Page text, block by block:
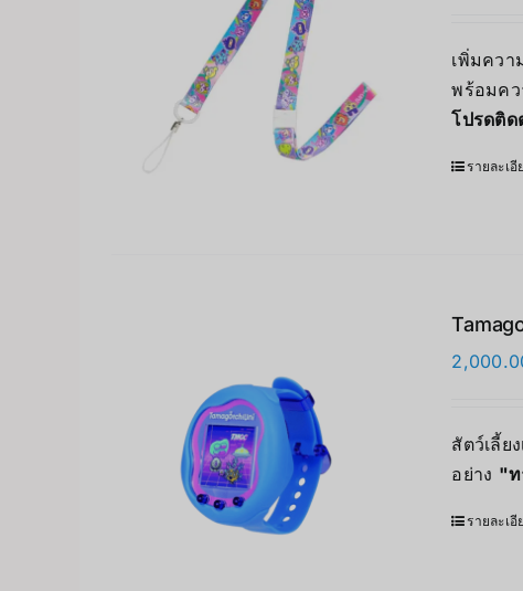
เพิ่มควา
พร้อมคว
โปรดติ
รายละเอี
สัตว์เลี้ย
อย่าง "ท
รายละเอี